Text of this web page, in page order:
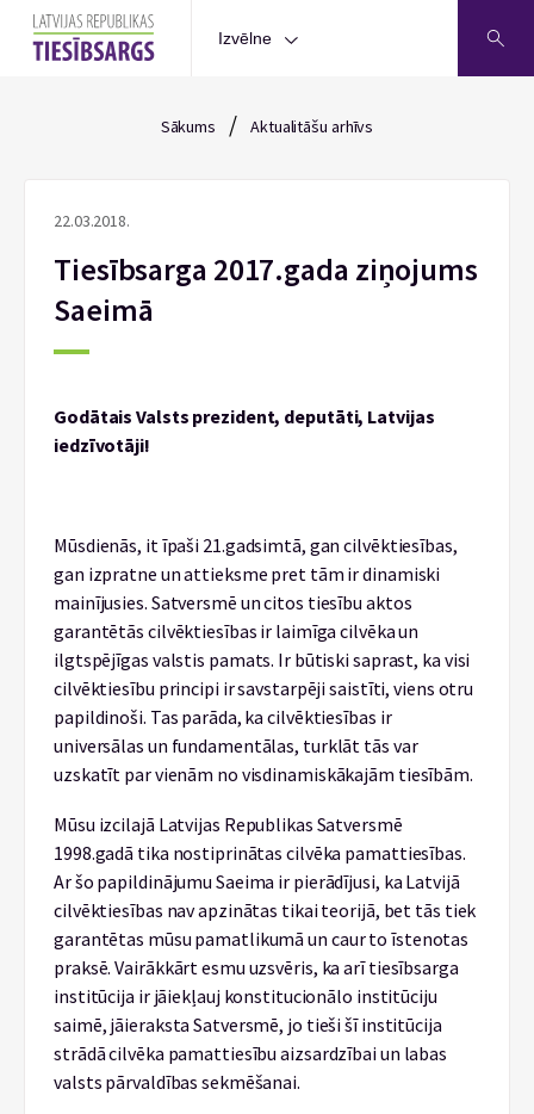
Izvēlne
Sākums / Aktualitāšu arhīvs
22.03.2018.
Tiesībsarga 2017.gada ziņojums
Saeimā
Godātais Valsts prezident, deputāti, Latvijas
iedzīvotāji!
Mūsdienās, it īpaši 21.gadsimtā, gan cilvēktiesības,
gan izpratne un attieksme pret tām ir dinamiski
mainījusies. Satversmē un citos tiesību aktos
garantētās cilvēktiesības ir laimīga cilvēka un
ilgtspējīgas valstis pamats. Ir būtiski saprast, ka visi
cilvēktiesību principi ir savstarpēji saistīti, viens otru
papildinoši. Tas parāda, ka cilvēktiesības ir
universālas un fundamentālas, turklāt tās var
uzskatīt par vienām no visdinamiskākajām tiesībām.
Mūsu izcilajā Latvijas Republikas Satversmē
1998.gadā tika nostiprinātas cilvēka pamattiesības.
Ar šo papildinājumu Saeima ir pierādījusi, ka Latvijā
cilvēktiesības nav apzinātas tikai teorijā, bet tās tiek
garantētas mūsu pamatlikumā un caur to īstenotas
praksē. Vairākkārt esmu uzsvēris, ka arī tiesībsarga
institūcija ir jāiekļauj konstitucionālo institūciju
saimē, jāieraksta Satversmē, jo tieši šī institūcija
strādā cilvēka pamattiesību aizsardzībai un labas
valsts pārvaldības sekmēšanai.